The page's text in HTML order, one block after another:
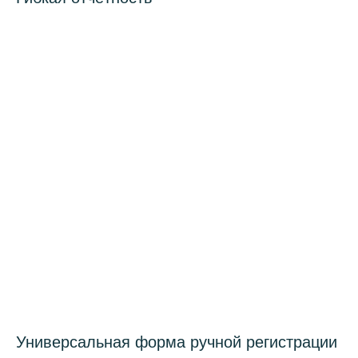
Универсальная форма ручной регистрации